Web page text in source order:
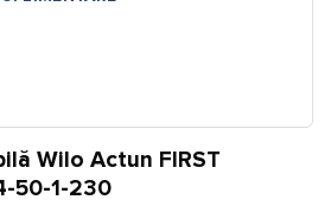
Wilo Actun FIRST
50-1-230